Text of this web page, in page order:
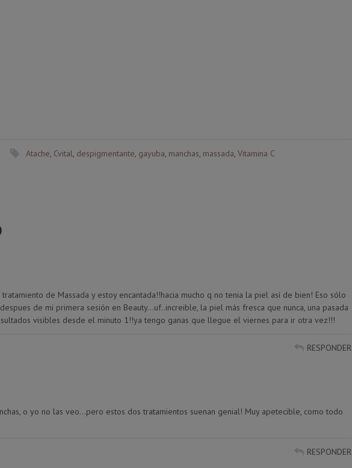
Atache, Cvital, despigmentante, gayuba, manchas, massada, Vitamina C
de Massada y estoy encantada!!hacia mucho q no tenia la piel así de bien! Eso sólo
de mi primera sesión en Beauty…uf..increible, la piel más fresca que nunca, una pasada
visibles desde el minuto 1!!ya tengo ganas que llegue el viernes para ir otra vez!!!
RESPONDER
o yo no las veo…pero estos dos tratamientos suenan genial! Muy apetecible, como todo
RESPONDER